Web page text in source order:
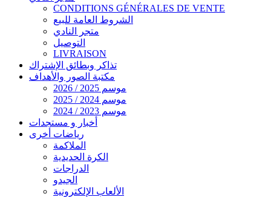
CONDITIONS GÉNÉRALES DE VENTE
الشروط العامة للبيع
متجر النادي
التوصيل
LIVRAISON
تذاكر وبطائق الإشتراك
مكتبة الصور والأهداف
موسم 2025 / 2026
موسم 2024 / 2025
موسم 2023 / 2024
أخبار و مستجدات
رياضات أخرى
الملاكمة
الكرة الحديدية
الدراجات
الجيدو
الألعاب الإلكترونية